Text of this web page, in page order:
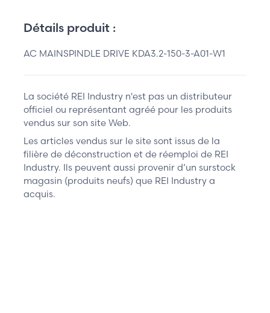
Détails produit :
AC MAINSPINDLE DRIVE KDA3.2-150-3-A01-W1
La société REI Industry n'est pas un distributeur
officiel ou représentant agréé pour les produits
vendus sur son site Web.
Les articles vendus sur le site sont issus de la
filière de déconstruction et de réemploi de REI
Industry. Ils peuvent aussi provenir d’un surstock
magasin (produits neufs) que REI Industry a
acquis.